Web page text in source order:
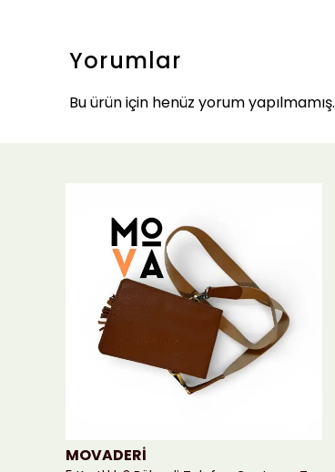
Yorumlar
Bu ürün için henüz yorum yapılmamış.
MOVADERİ